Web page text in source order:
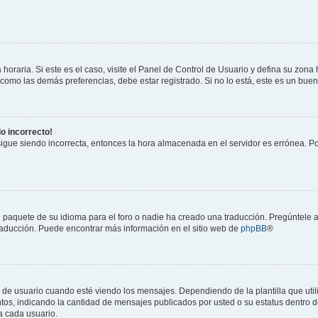
Si este es el caso, visite el Panel de Control de Usuario y defina su
las demás preferencias, debe estar registrado. Si no lo está, este es un
incorrecto!
siendo incorrecta, entonces la hora almacenada en el servidor es errónea.
de su idioma para el foro o nadie ha creado una traducción.
Puede encontrar más información en el sitio web de phpBB®
usuario cuando esté viendo los mensajes. Dependiendo de la plantilla que
indicando la cantidad de mensajes publicados por usted o su estatus dentro
cada usuario.